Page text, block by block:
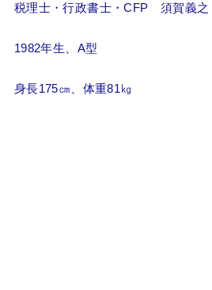
税理士・行政書士・CFP 須賀義之
1982年生、A型
身長175㎝、体重81㎏